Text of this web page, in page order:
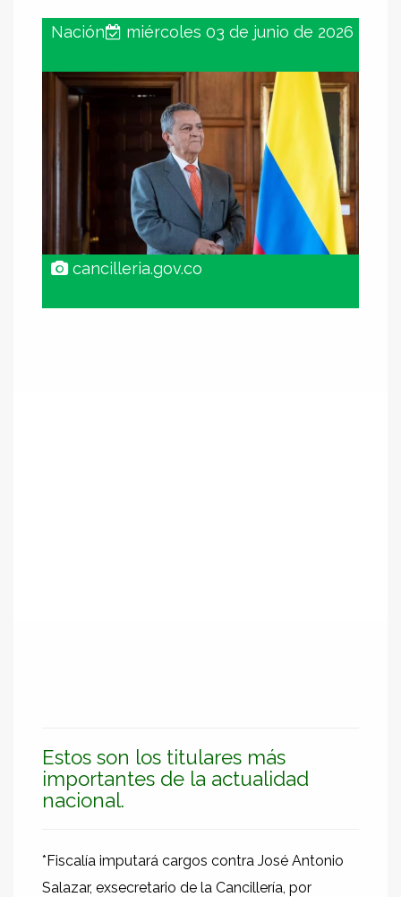
Nación miércoles 03 de junio de 2026
cancilleria.gov.co
Estos son los titulares más
importantes de la actualidad
nacional.
*Fiscalía imputará cargos contra José Antonio
Salazar, exsecretario de la Cancillería, por